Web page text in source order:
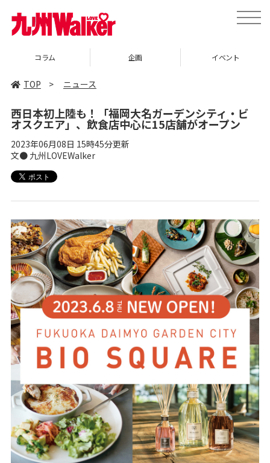
toggle
企画 イベント グルメ
TOP > ニュース
西日本初上陸も！「福岡大名ガーデンシティ・ビ
オスクエア」、飲食店中心に15店舗がオープン
2023年06月08日 15時45分更新
文● 九州LOVEWalker